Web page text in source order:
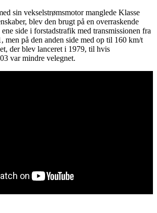
sin vekselstrømsmotor manglede Klasse
blev den brugt på en overraskende
side i forstadstrafik med transmissionen fra
men på den anden side med op til 160 km/t
der blev lanceret i 1979, til hvis
var mindre velegnet.